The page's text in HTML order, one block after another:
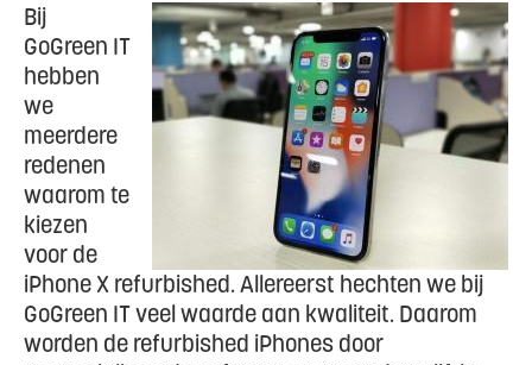
Bij
GoGreen IT
hebben
we
meerdere
redenen
waarom te
kiezen
voor de
iPhone X refurbished. Allereerst hechten we bij
GoGreen IT veel waarde aan kwaliteit. Daarom
worden de refurbished iPhones door